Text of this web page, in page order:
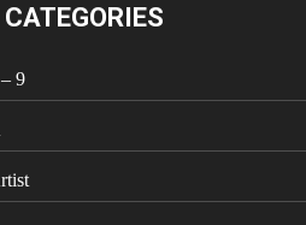
CATEGORIES
9